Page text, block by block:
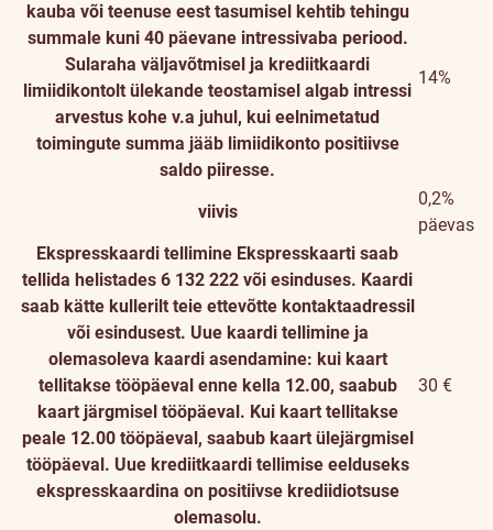
kauba või teenuse eest tasumisel kehtib tehingu
summale kuni 40 päevane intressivaba periood.
Sularaha väljavõtmisel ja krediitkaardi
limiidikontolt ülekande teostamisel algab intressi
arvestus kohe v.a juhul, kui eelnimetatud
toimingute summa jääb limiidikonto positiivse
saldo piiresse.
14%
viivis
0,2%
päevas
Ekspresskaardi tellimine Ekspresskaarti saab
tellida helistades 6 132 222 või esinduses. Kaardi
saab kätte kullerilt teie ettevõtte kontaktaadressil
või esindusest. Uue kaardi tellimine ja
olemasoleva kaardi asendamine: kui kaart
tellitakse tööpäeval enne kella 12.00, saabub
kaart järgmisel tööpäeval. Kui kaart tellitakse
peale 12.00 tööpäeval, saabub kaart ülejärgmisel
tööpäeval. Uue krediitkaardi tellimise eelduseks
ekspresskaardina on positiivse krediidiotsuse
olemasolu.
30 €